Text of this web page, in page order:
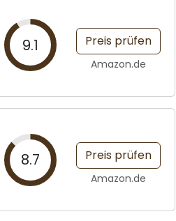
9.1 Preis prüfen
Amazon.de
8.7 Preis prüfen
Amazon.de